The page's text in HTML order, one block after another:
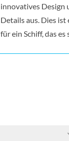
innovatives Design
Details aus. Dies
für ein Schiff, das